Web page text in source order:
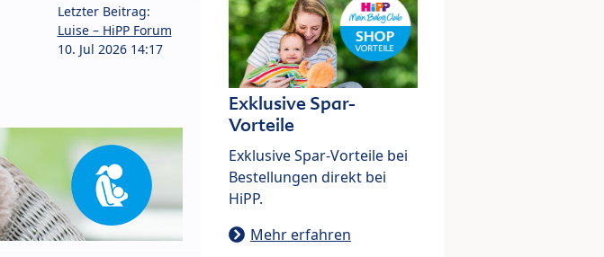
Letzter Beitrag:
Luise – HiPP Forum
10. Jul 2026 14:17
Exklusive Spar-
Vorteile
Exklusive Spar-Vorteile bei
Bestellungen direkt bei
HiPP.
Mehr erfahren